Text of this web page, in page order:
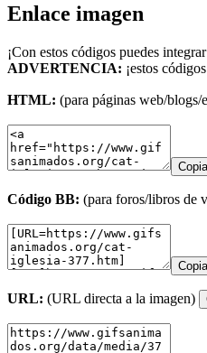
Enlace imagen
¡Con estos códigos puedes
ADVERTENCIA: ¡estos
HTML: (para páginas web/blogs/
Código BB: (para foros/libros de
URL: (URL directa a la imagen)